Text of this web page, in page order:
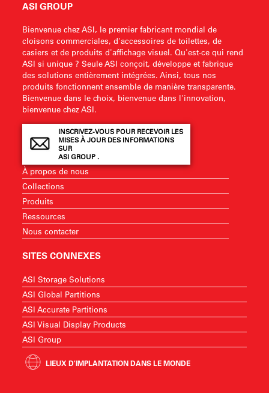
ASI GROUP
Bienvenue chez ASI, le premier fabricant mondial de
cloisons commerciales, d'accessoires de toilettes, de
casiers et de produits d'affichage visuel. Qu'est-ce qui rend
ASI si unique ? Seule ASI conçoit, développe et fabrique
des solutions entièrement intégrées. Ainsi, tous nos
produits fonctionnent ensemble de manière transparente.
Bienvenue dans le choix, bienvenue dans l'innovation,
bienvenue chez ASI.
INSCRIVEZ-VOUS POUR RECEVOIR LES
MISES À JOUR DES INFORMATIONS
SUR
ASI GROUP .
À propos de nous
Collections
Produits
Ressources
Nous contacter
SITES CONNEXES
ASI Storage Solutions
ASI Global Partitions
ASI Accurate Partitions
ASI Visual Display Products
ASI Group
LIEUX D'IMPLANTATION DANS LE MONDE